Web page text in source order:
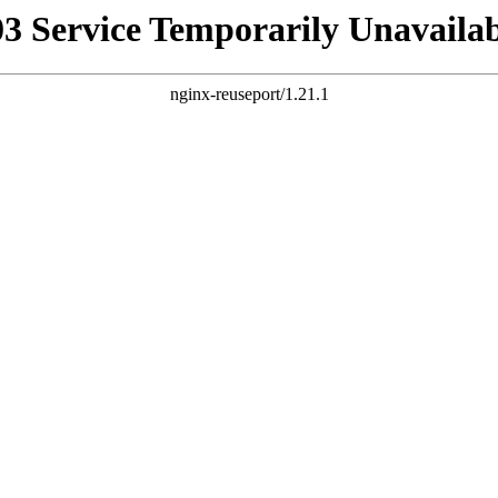
Service Temporarily
nginx-reuseport/1.21.1